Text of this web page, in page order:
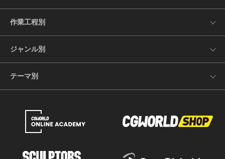
作業工程別
ジャンル別
テーマ別